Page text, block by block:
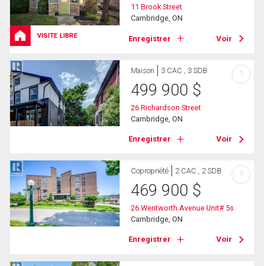
VISITE LIBRE
11 Brook Street
Cambridge, ON
Enregistrer Voir
Maison 3 CAC , 3 SDB
499 900 $
26 Richardson Street
Cambridge, ON
Enregistrer Voir
?
Copropriété 2 CAC , 2 SDB
469 900 $
26 Wentworth Avenue Unit# 5s
Cambridge, ON
Enregistrer Voir
?